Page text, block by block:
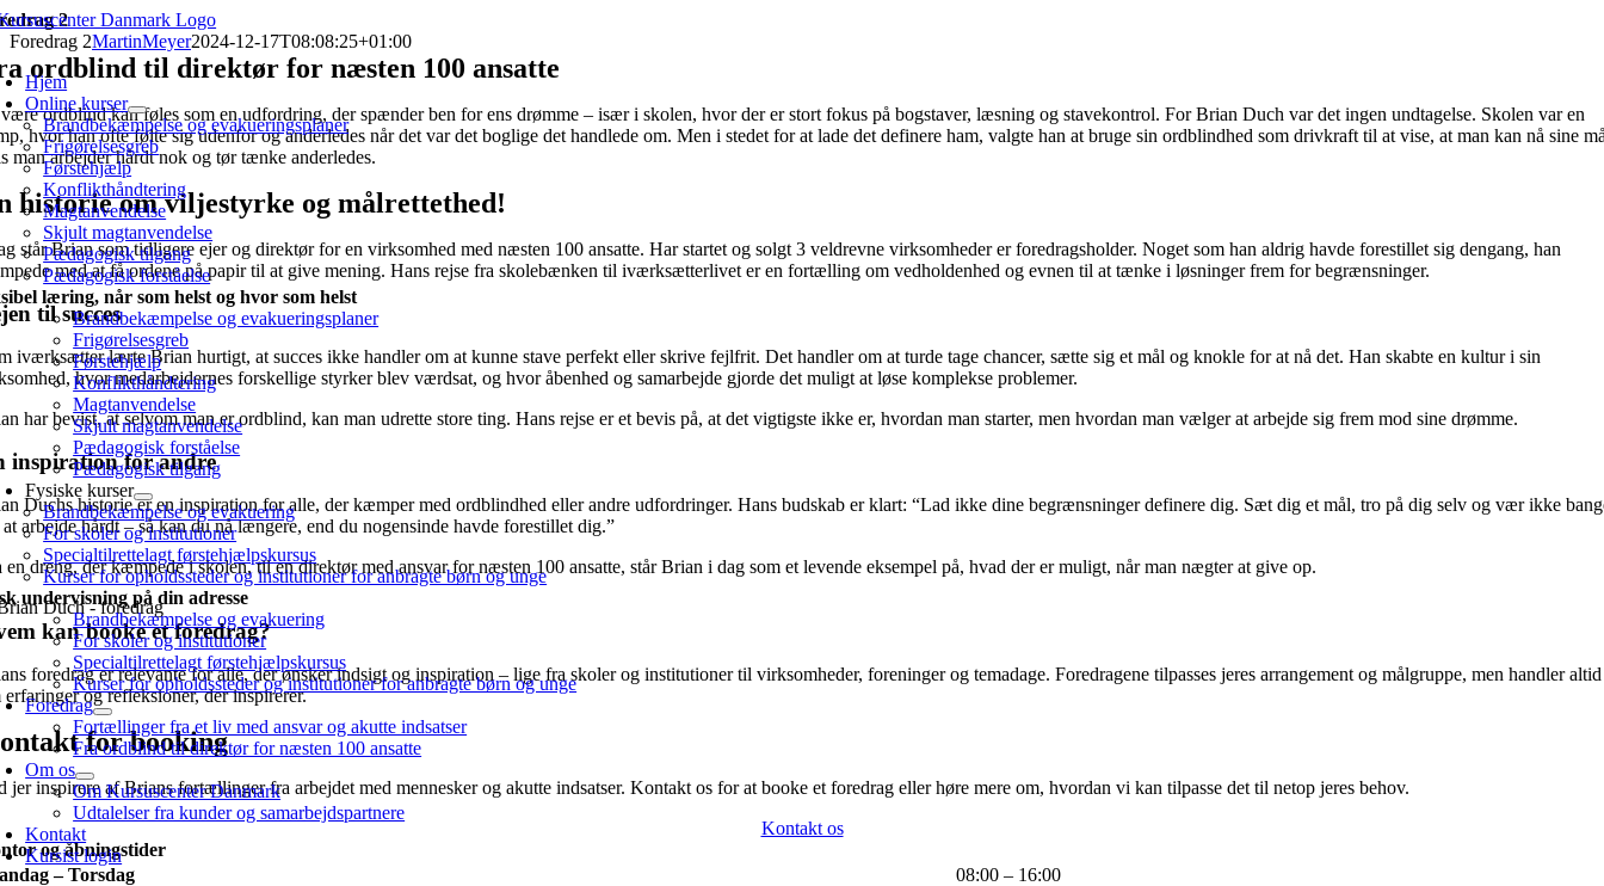
Skip
to
content
Hjem
Online kurser
Brandbekæmpelse og evakueringsplaner
Frigørelsesgreb
Førstehjælp
Konflikthåndtering
Magtanvendelse
Skjult magtanvendelse
Pædagogisk tilgang
Pædagogisk forståelse
læring, når som helst og hvor som helst
Brandbekæmpelse og evakueringsplaner
Frigørelsesgreb
Førstehjælp
Konflikthåndtering
Magtanvendelse
Skjult magtanvendelse
Pædagogisk forståelse
Pædagogisk tilgang
Fysiske kurser
Brandbekæmpelse og evakuering
For skoler og institutioner
Specialtilrettelagt førstehjælpskursus
Kurser for opholdssteder og institutioner for anbragte børn og unge
undervisning på din adresse
Brandbekæmpelse og evakuering
For skoler og institutioner
Specialtilrettelagt førstehjælpskursus
Kurser for opholdssteder og institutioner for anbragte børn og unge
Foredrag
Fortællinger fra et liv med ansvar og akutte indsatser
Fra ordblind til direktør for næsten 100 ansatte
Om os
Om Kursuscenter Danmark
Udtalelser fra kunder og samarbejdspartnere
Kontakt
Kursist login
2
Foredrag 2MartinMeyer2024-12-17T08:08:25+01:00
ordblind til direktør for næsten 100 ansatte
ordblind kan føles som en udfordring, der spænder ben for ens drømme – især i skolen, hvor der er stort fokus på bogstaver, læsning og stavekontrol. For Brian Duch var det ingen undtagelse. Skolen var en
hvor han ofte følte sig udenfor og anderledes når det var det boglige det handlede om. Men i stedet for at lade det definere ham, valgte han at bruge sin ordblindhed som drivkraft til at vise, at man kan nå sine
man arbejder hårdt nok og tør tænke anderledes.
historie om viljestyrke og målrettethed!
står Brian som tidligere ejer og direktør for en virksomhed med næsten 100 ansatte. Har startet og solgt 3 veldrevne virksomheder er foredragsholder. Noget som han aldrig havde forestillet sig dengang, han
med at få ordene på papir til at give mening. Hans rejse fra skolebænken til iværksætterlivet er en fortælling om vedholdenhed og evnen til at tænke i løsninger frem for begrænsninger.
til succes
iværksætter lærte Brian hurtigt, at succes ikke handler om at kunne stave perfekt eller skrive fejlfrit. Det handler om at turde tage chancer, sætte sig et mål og knokle for at nå det. Han skabte en kultur i sin
hvor medarbejdernes forskellige styrker blev værdsat, og hvor åbenhed og samarbejde gjorde det muligt at løse komplekse problemer.
har bevist, at selvom man er ordblind, kan man udrette store ting. Hans rejse er et bevis på, at det vigtigste ikke er, hvordan man starter, men hvordan man vælger at arbejde sig frem mod sine drømme.
inspiration for andre
Duchs historie er en inspiration for alle, der kæmper med ordblindhed eller andre udfordringer. Hans budskab er klart: “Lad ikke dine begrænsninger definere dig. Sæt dig et mål, tro på dig selv og vær ikke
arbejde hårdt – så kan du nå længere, end du nogensinde havde forestillet dig.”
en dreng, der kæmpede i skolen, til en direktør med ansvar for næsten 100 ansatte, står Brian i dag som et levende eksempel på, hvad der er muligt, når man nægter at give op.
kan booke et foredrag?
foredrag er relevante for alle, der ønsker indsigt og inspiration – lige fra skoler og institutioner til virksomheder, foreninger og temadage. Foredragene tilpasses jeres arrangement og målgruppe, men handler altid
erfaringer og refleksioner, der inspirerer.
for booking
jer inspirere af Brians fortællinger fra arbejdet med mennesker og akutte indsatser. Kontakt os for at booke et foredrag eller høre mere om, hvordan vi kan tilpasse det til netop jeres behov.
Kontakt os
og åbningstider
– Torsdag
08:00 – 16:00